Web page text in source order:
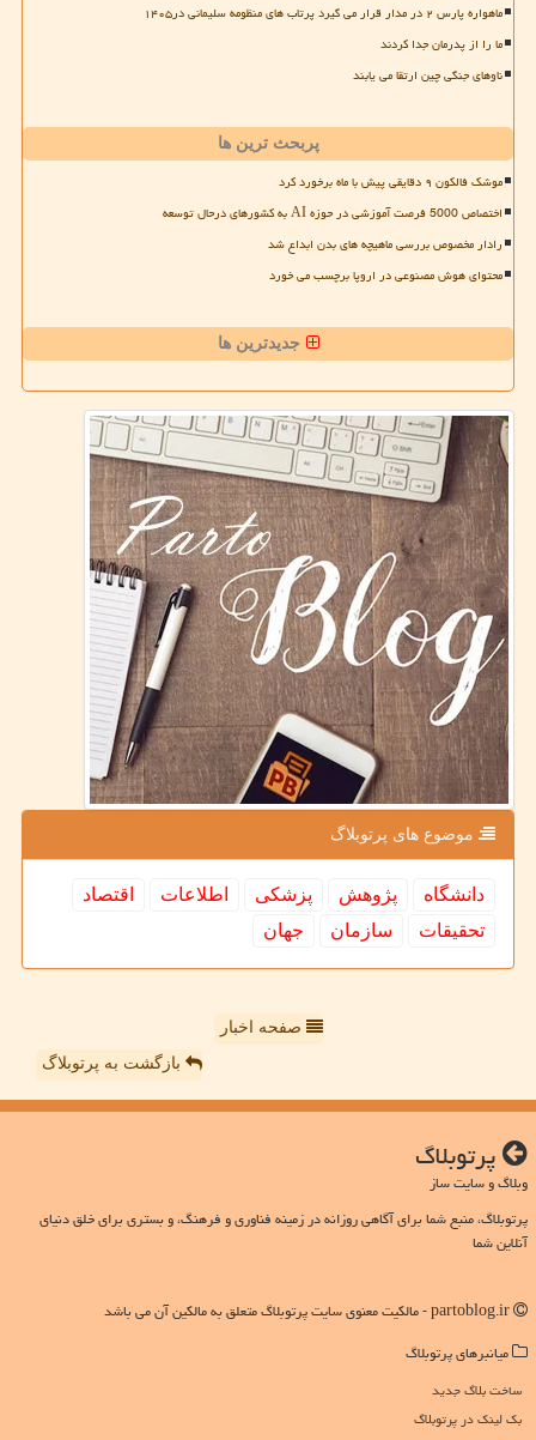
ماهواره پارس ۲ در مدار قرار می گیرد پرتاب های منظومه سلیمانی در۱۴۰۵
ما را از پدرمان جدا کردند
ناوهای جنگی چین ارتقا می یابند
پربحث ترین ها
موشک فالکون ۹ دقایقی پیش با ماه برخورد کرد
اختصاص 5000 فرصت آموزشی در حوزه AI به کشورهای درحال توسعه
رادار مخصوص بررسی ماهیچه های بدن ابداع شد
محتوای هوش مصنوعی در اروپا برچسب می خورد
جدیدترین ها
موضوع های پرتوبلاگ
دانشگاه پژوهش پزشكی اطلاعات
اقتصاد
تحقیقات
سازمان جهان
صفحه اخبار
بازگشت به پرتوبلاگ
پرتوبلاگ
وبلاگ و سایت ساز
پرتوبلاگ، منبع شما برای آگاهی روزانه در زمینه فناوری و فرهنگ، و بستری برای خلق دنیای
آنلاین شما
میانبرهای پرتوبلاگ
ساخت بلاگ جدید
بک لینک در پرتوبلاگ